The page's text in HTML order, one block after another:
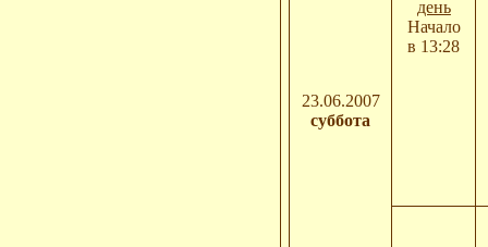
день
Начало
в 13:28
23.06.2007
суббота